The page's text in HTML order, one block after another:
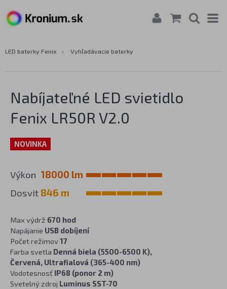
LED baterky Fenix › Vyhľadávacie baterky
Nabíjateľné LED svietidlo
Fenix LR50R V2.0
NOVINKA
Výkon 18000 lm
Dosvit 846 m
Max výdrž 670 hod
Napájanie USB dobíjení
Počet režimov17
Farba svetla Denná biela (5500-6500 K),
Červená, Ultrafialová (365-400 nm)
Vodotesnosť IP68 (ponor 2 m)
Svetelný zdroj Luminus SST-70